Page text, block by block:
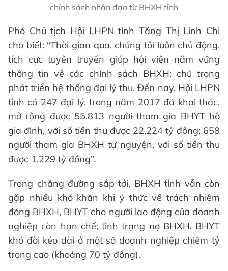
chính sách nhân đạo từ BHXH tỉnh
Phó Chủ tịch Hội LHPN tỉnh Tăng Thị Linh Chi
cho biết: “Thời gian qua, chúng tôi luôn chủ động,
tích cực tuyên truyền giúp hội viên nắm vững
thông tin về các chính sách BHXH; chú trọng
phát triển hệ thống đại lý thu. Đến nay, Hội LHPN
tỉnh có 247 đại lý, trong năm 2017 đã khai thác,
mở rộng được 55.813 người tham gia BHYT hộ
gia đình, với số tiền thu được 22,224 tỷ đồng; 658
người tham gia BHXH tự nguyện, với số tiền thu
được 1,229 tỷ đồng”.
Trong chặng đường sắp tới, BHXH tỉnh vẫn còn
gặp nhiều khó khăn khi ý thức về trách nhiệm
đóng BHXH, BHYT cho người lao động của doanh
nghiệp còn hạn chế; tình trạng nợ BHXH, BHYT
khó đòi kéo dài ở một số doanh nghiệp chiếm tỷ
trọng cao (khoảng 70 tỷ đồng).